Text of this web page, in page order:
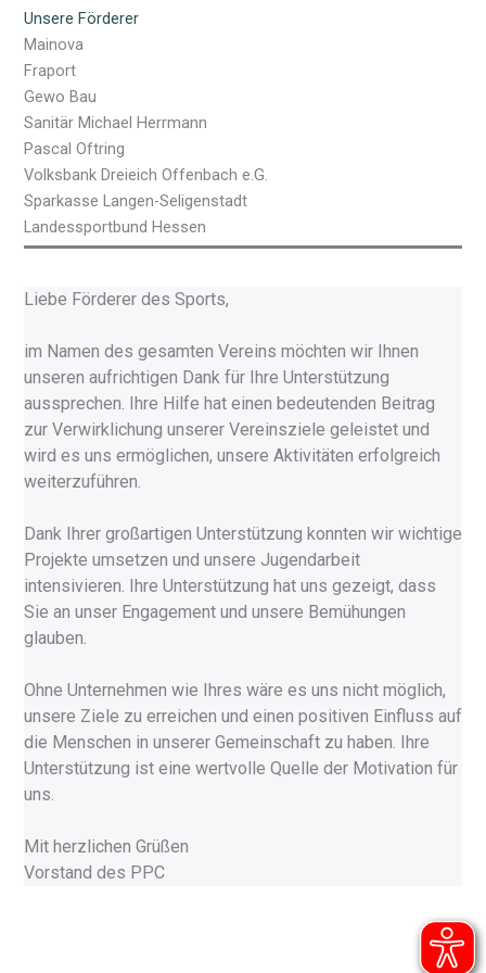
Unsere Förderer
Mainova
Fraport
Gewo Bau
Sanitär Michael Herrmann
Pascal Oftring
Volksbank Dreieich Offenbach e.G.
Sparkasse Langen-Seligenstadt
Landessportbund Hessen
Liebe Förderer des Sports,
im Namen des gesamten Vereins möchten wir Ihnen
unseren aufrichtigen Dank für Ihre Unterstützung
aussprechen. Ihre Hilfe hat einen bedeutenden Beitrag
zur Verwirklichung unserer Vereinsziele geleistet und
wird es uns ermöglichen, unsere Aktivitäten erfolgreich
weiterzuführen.
Dank Ihrer großartigen Unterstützung konnten wir wichtige
Projekte umsetzen und unsere Jugendarbeit
intensivieren. Ihre Unterstützung hat uns gezeigt, dass
Sie an unser Engagement und unsere Bemühungen
glauben.
Ohne Unternehmen wie Ihres wäre es uns nicht möglich,
unsere Ziele zu erreichen und einen positiven Einfluss auf
die Menschen in unserer Gemeinschaft zu haben. Ihre
Unterstützung ist eine wertvolle Quelle der Motivation für
uns.
Mit herzlichen Grüßen
Vorstand des PPC